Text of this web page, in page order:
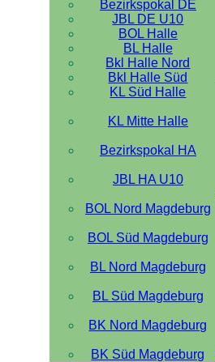
Bezirkspokal DE
JBL DE U10
BOL Halle
BL Halle
Bkl Halle Nord
Bkl Halle Süd
KL Süd Halle
KL Mitte Halle
Bezirkspokal HA
JBL HA U10
BOL Nord Magdeburg
BOL Süd Magdeburg
BL Nord Magdeburg
BL Süd Magdeburg
BK Nord Magdeburg
BK Süd Magdeburg